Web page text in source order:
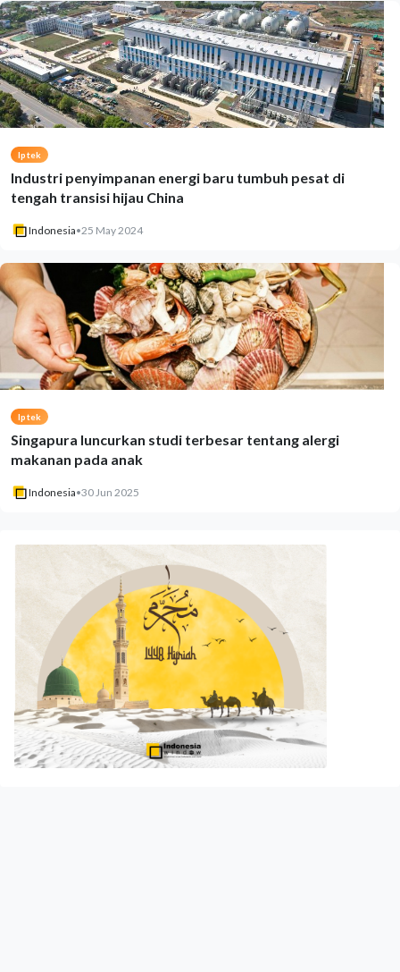
Iptek
Industri penyimpanan energi baru tumbuh pesat di
tengah transisi hijau China
Indonesia•25 May 2024
Iptek
Singapura luncurkan studi terbesar tentang alergi
makanan pada anak
Indonesia•30 Jun 2025